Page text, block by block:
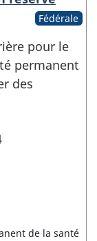
Fédérale
pour le
permanent
des
de la santé